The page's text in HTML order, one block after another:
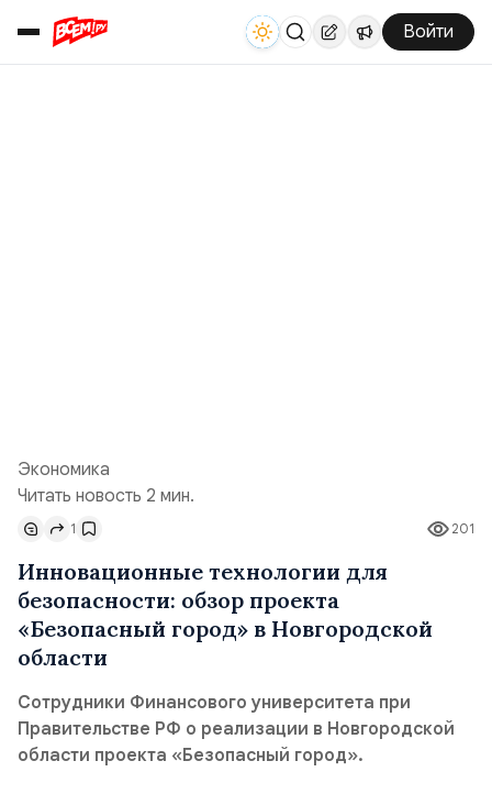
Войти
Экономика
Читать новость 2 мин.
201
1
Инновационные технологии для
безопасности: обзор проекта
«Безопасный город» в Новгородской
области
Сотрудники Финансового университета при
Правительстве РФ о реализации в Новгородской
области проекта «Безопасный город».